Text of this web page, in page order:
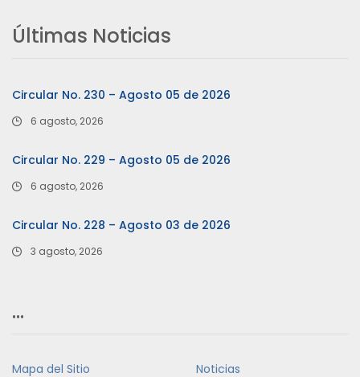
Últimas Noticias
Circular No. 230 – Agosto 05 de 2026
6 agosto, 2026
Circular No. 229 – Agosto 05 de 2026
6 agosto, 2026
Circular No. 228 – Agosto 03 de 2026
3 agosto, 2026
…
Mapa del Sitio Noticias